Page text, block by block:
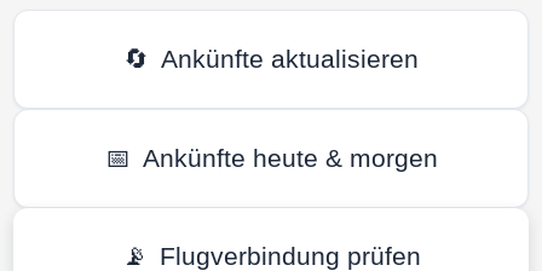
🔄 Ankünfte aktualisieren
📅 Ankünfte heute & morgen
📡 Flugverbindung prüfen